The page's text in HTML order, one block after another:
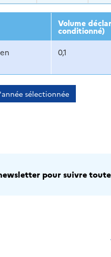
Volume
conditionné)
0,1
sélectionnée
pour suivre